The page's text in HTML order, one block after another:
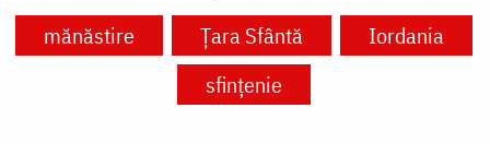
mănăstire Ţara Sfântă
Iordania
sfințenie